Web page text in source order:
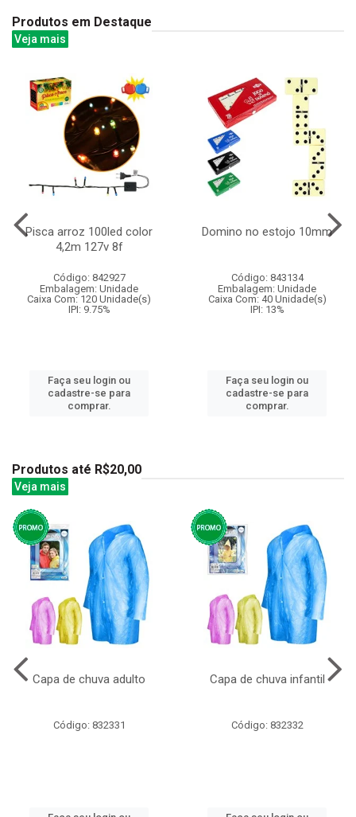
Produtos em Destaque
Veja mais
Pisca arroz 100led color
4,2m 127v 8f
Código: 842927
Embalagem: Unidade
Caixa Com: 120 Unidade(s)
IPI: 9.75%
Faça seu login ou
cadastre-se para
comprar.
Domino no estojo 10mm
Código: 843134
Embalagem: Unidade
Caixa Com: 40 Unidade(s)
IPI: 13%
Faça seu login ou
cadastre-se para
comprar.
Produtos até R$20,00
Veja mais
Capa de chuva adulto
Código: 832331
Capa de chuva infantil
Código: 832332